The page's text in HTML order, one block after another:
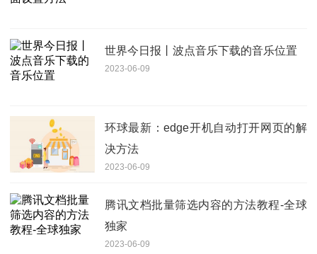
世界今日报丨波点音乐下载的音乐位置
2023-06-09
环球最新：edge开机自动打开网页的解
决方法
2023-06-09
腾讯文档批量筛选内容的方法教程-全球
独家
2023-06-09